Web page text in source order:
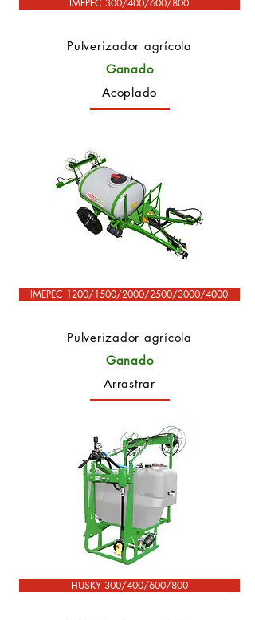
IMEPEC 300/400/600/800
Pulverizador agrícola
Ganado
Acoplado
IMEPEC 1200/1500/2000/2500/3000/4000
Pulverizador agrícola
Ganado
Arrastrar
HUSKY 300/400/600/800